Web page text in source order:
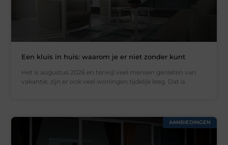
Een kluis in huis: waarom je er niet zonder kunt
Het is augustus 2026 en terwijl veel mensen genieten van
vakantie, zijn er ook veel woningen tijdelijk leeg. Dat is
AANBIEDINGEN